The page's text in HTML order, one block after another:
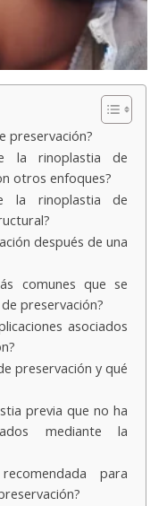
preservación?
la rinoplastia de
otros enfoques?
la rinoplastia de
después de una
comunes que se
preservación?
asociados
preservación y qué
previa que no ha
mediante la
para